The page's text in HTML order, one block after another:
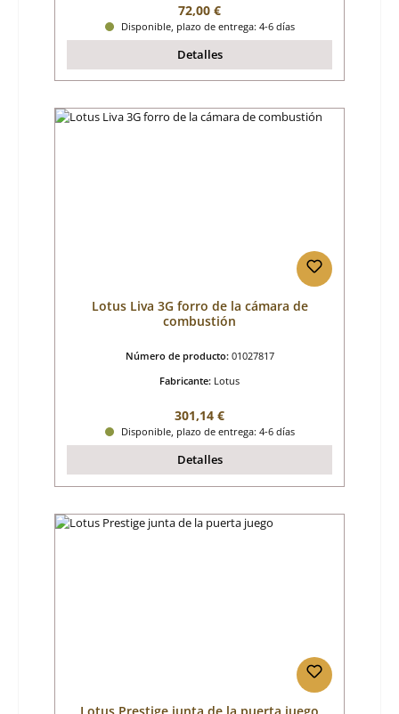
Precio normal:
72,00 €
Disponible, plazo de entrega: 4-6 días
Detalles
Lotus Liva 3G forro de la cámara de
combustión
Número de producto: 01027817
Fabricante: Lotus
Precio normal:
301,14 €
Disponible, plazo de entrega: 4-6 días
Detalles